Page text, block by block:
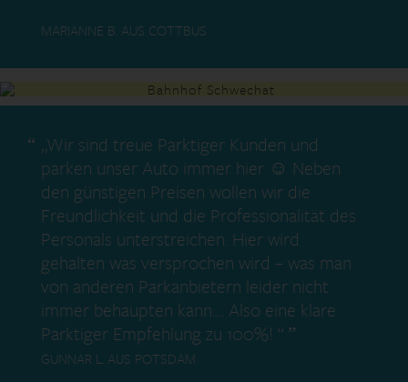
MARIANNE B. AUS COTTBUS
„Wir sind treue Parktiger Kunden und
parken unser Auto immer hier ☺ Neben
den günstigen Preisen wollen wir die
Freundlichkeit und die Professionalität des
Personals unterstreichen. Hier wird
gehalten was versprochen wird – was man
von anderen Parkanbietern leider nicht
immer behaupten kann…. Also eine klare
Parktiger Empfehlung zu 100%! “
GUNNAR L. AUS POTSDAM